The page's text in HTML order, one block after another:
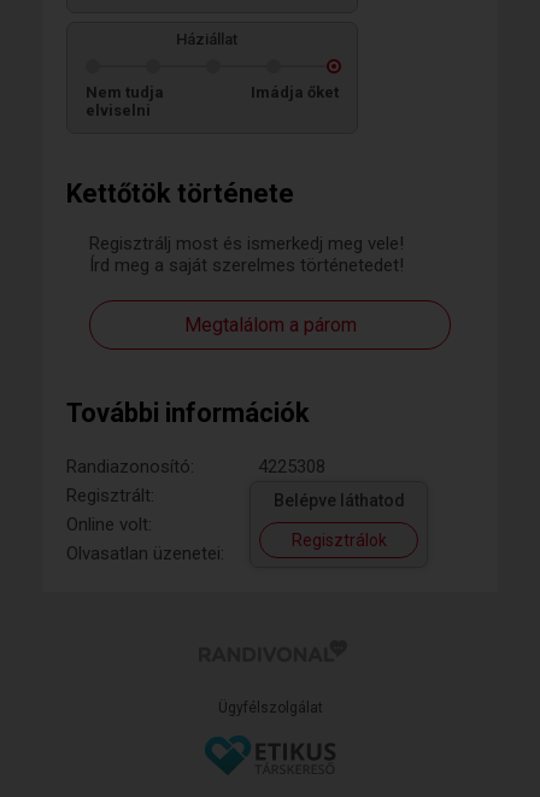
Kettőtök története
Regisztrálj most és ismerkedj meg vele!
Írd meg a saját szerelmes történetedet!
Megtalálom a párom
További információk
Randiazonosító:
4225308
Regisztrált:
Online volt:
Olvasatlan üzenetei:
Belépve láthatod
Regisztrálok
Háziállat
Nem tudja
elviselni
Imádja őket
Ügyfélszolgálat